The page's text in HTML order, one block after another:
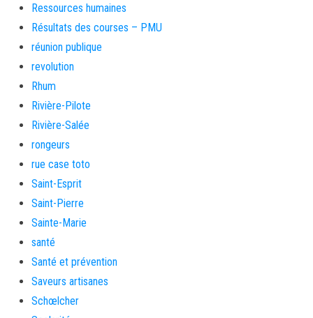
Ressources humaines
Résultats des courses – PMU
réunion publique
revolution
Rhum
Rivière-Pilote
Rivière-Salée
rongeurs
rue case toto
Saint-Esprit
Saint-Pierre
Sainte-Marie
santé
Santé et prévention
Saveurs artisanes
Schœlcher